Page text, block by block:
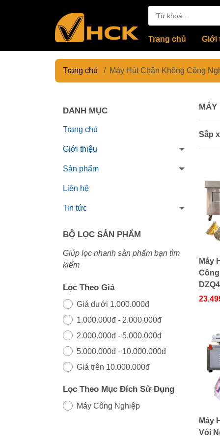
Trang chủ Giới
Trang chủ / Máy Hút Chân Không Công
MÁY
Sắp
Máy
Máy
Vòi
DANH MỤC
Trang chủ
Giới thiệu
Sản phẩm
Liên hệ
Tin tức
BỘ LỌC SẢN PHẨM
Giúp lọc nhanh sản phẩm bạn tìm
kiếm
Lọc Theo Giá
Giá dưới 1.000.000đ
1.000.000đ - 2.000.000đ
2.000.000đ - 5.000.000đ
5.000.000đ - 10.000.000đ
Giá trên 10.000.000đ
Lọc Theo Mục Đích Sử Dụng
Máy Công Nghiệp